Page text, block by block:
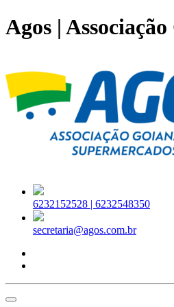
Agos |
6232152528 | 6232548350
secretaria@agos.com.br